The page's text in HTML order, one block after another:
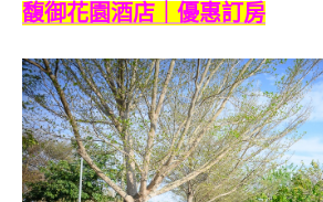
馥御花園酒店｜優惠訂房